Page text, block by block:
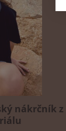
nákrčník z